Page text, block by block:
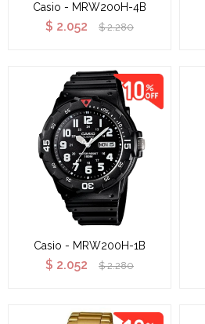
Casio - MRW200H-4B
$ 2.052 $ 2.280
Casio - MRW200H-1B
$ 2.052 $ 2.280